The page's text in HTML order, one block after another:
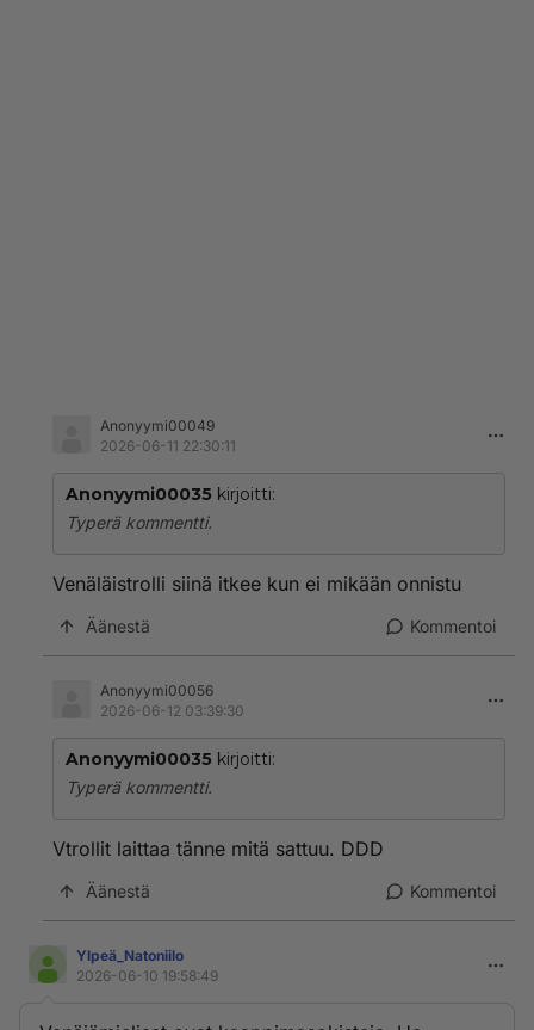
Anonyymi00049
2026-06-11 22:30:11
Anonyymi00035 kirjoitti:
Typerä kommentti.
Venäläistrolli siinä itkee kun ei mikään onnistu
Äänestä Kommentoi
Anonyymi00056
2026-06-12 03:39:30
Anonyymi00035 kirjoitti:
Typerä kommentti.
Vtrollit laittaa tänne mitä sattuu. DDD
Äänestä Kommentoi
Ylpeä_Natoniilo
2026-06-10 19:58:49